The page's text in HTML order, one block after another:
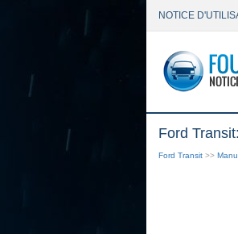
NOTICE
Ford
Ford Transit >>